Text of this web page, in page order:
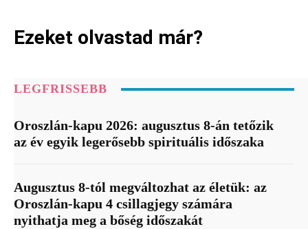
Ezeket olvastad már?
LEGFRISSEBB
Oroszlán-kapu 2026: augusztus 8-án tetőzik
az év egyik legerősebb spirituális időszaka
Augusztus 8-tól megváltozhat az életük: az
Oroszlán-kapu 4 csillagjegy számára
nyithatja meg a bőség időszakát